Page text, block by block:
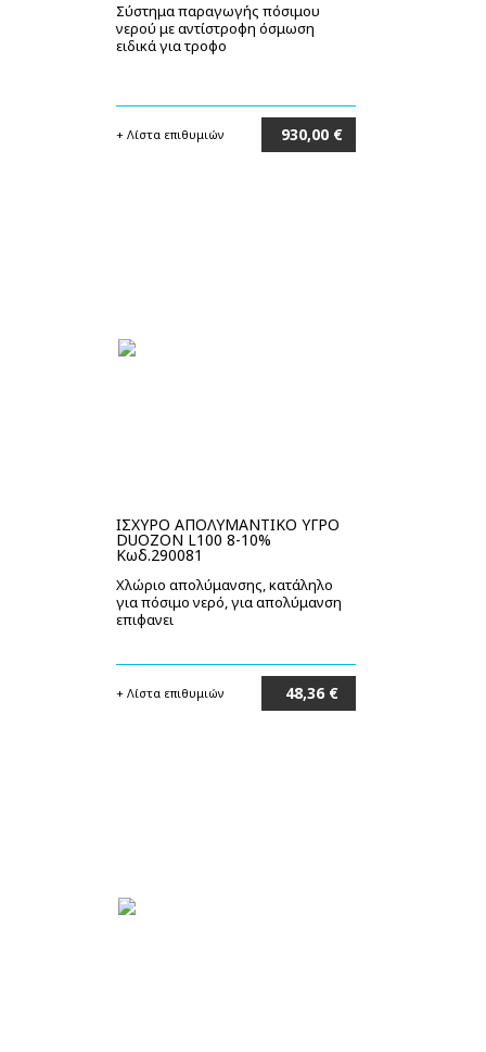
Σύστημα παραγωγής πόσιμου
νερού με αντίστροφη όσμωση
ειδικά για τροφο
+ Λίστα επιθυμιών 930,00 €
ΙΣΧΥΡΟ ΑΠΟΛΥΜΑΝΤΙΚΟ ΥΓΡΟ
DUOZON L100 8-10%
Κωδ.290081
Χλώριο απολύμανσης, κατάληλο
για πόσιμο νερό, για απολύμανση
επιφανει
+ Λίστα επιθυμιών 48,36 €